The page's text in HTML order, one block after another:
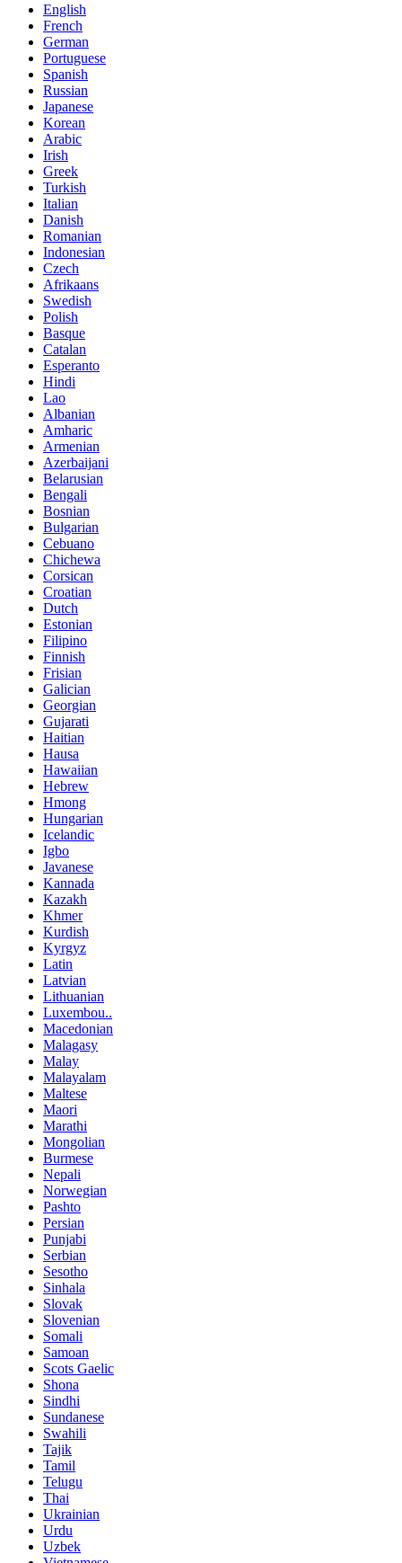
English
French
German
Portuguese
Spanish
Russian
Japanese
Korean
Arabic
Irish
Greek
Turkish
Italian
Danish
Romanian
Indonesian
Czech
Afrikaans
Swedish
Polish
Basque
Catalan
Esperanto
Hindi
Lao
Albanian
Amharic
Armenian
Azerbaijani
Belarusian
Bengali
Bosnian
Bulgarian
Cebuano
Chichewa
Corsican
Croatian
Dutch
Estonian
Filipino
Finnish
Frisian
Galician
Georgian
Gujarati
Haitian
Hausa
Hawaiian
Hebrew
Hmong
Hungarian
Icelandic
Igbo
Javanese
Kannada
Kazakh
Khmer
Kurdish
Kyrgyz
Latin
Latvian
Lithuanian
Luxembou..
Macedonian
Malagasy
Malay
Malayalam
Maltese
Maori
Marathi
Mongolian
Burmese
Nepali
Norwegian
Pashto
Persian
Punjabi
Serbian
Sesotho
Sinhala
Slovak
Slovenian
Somali
Samoan
Scots Gaelic
Shona
Sindhi
Sundanese
Swahili
Tajik
Tamil
Telugu
Thai
Ukrainian
Urdu
Uzbek